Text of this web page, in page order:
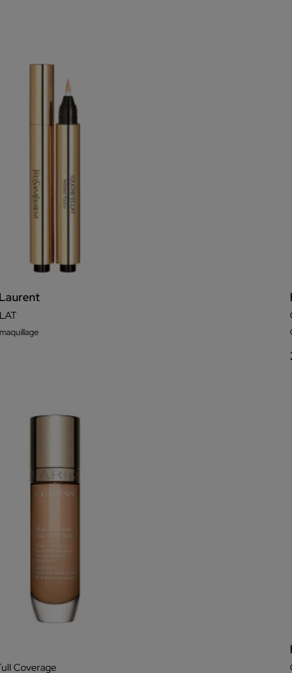
Coverage